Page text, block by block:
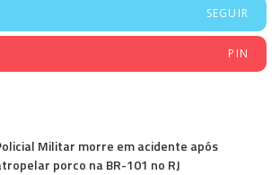
SEGUIR
PIN
Militar morre em acidente após
porco na BR-101 no RJ